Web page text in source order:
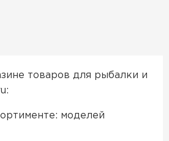
товаров для рыбалки и
моделей